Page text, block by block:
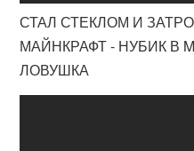
СТАЛ СТЕКЛОМ И
МАЙНКРАФТ - НУБИК В
ЛОВУШКА